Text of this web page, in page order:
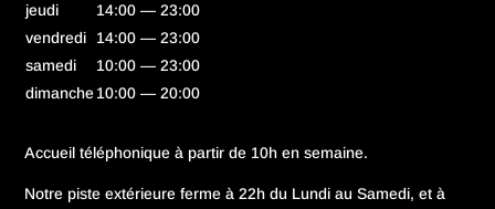
jeudi
14:00 — 23:00
vendredi
14:00 — 23:00
samedi
10:00 — 23:00
dimanche10:00 — 20:00
Accueil téléphonique à partir de 10h en semaine.
Notre piste extérieure ferme à 22h du Lundi au Samedi, et à